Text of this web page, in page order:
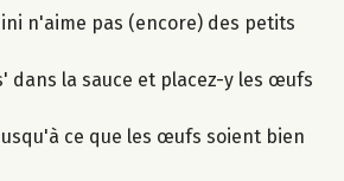
n'aime pas (encore) des petits
dans la sauce et placez-y les œufs
ce que les œufs soient bien